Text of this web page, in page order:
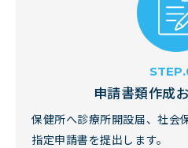
申請書類作成
保健所へ診療所開設届、社会
指定申請書を提出します。